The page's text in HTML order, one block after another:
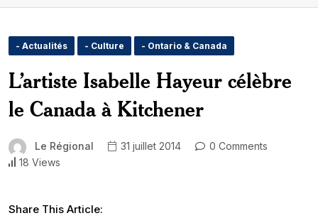
- Actualités - Culture - Ontario & Canada
L’artiste Isabelle Hayeur célèbre
le Canada à Kitchener
Le Régional 31 juillet 2014
0 Comments
18 Views
Share This Article: